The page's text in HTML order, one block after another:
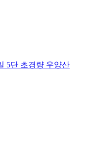
5단 초경량 우양산